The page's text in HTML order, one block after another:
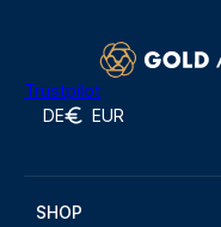
Trustpilot
DE EUR
SHOP